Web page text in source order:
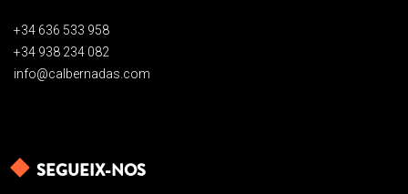
+34 636 533 958
+34 938 234 082
info@calbernadas.com
SEGUEIX-NOS